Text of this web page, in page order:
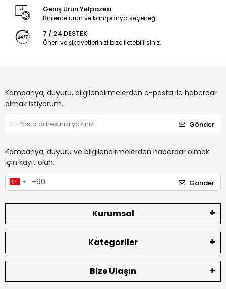
Geniş Ürün Yelpazesi
Binlerce ürün ve kampanya seçeneği
7 / 24 DESTEK
Öneri ve şikayetlerinizi bize iletebilirsiniz.
Kampanya, duyuru, bilgilendirmelerden e-posta ile haberdar
olmak istiyorum.
Gönder
Kampanya, duyuru ve bilgilendirmelerden haberdar olmak
için kayıt olun.
Gönder
Kurumsal
Kategoriler
Bize Ulaşın